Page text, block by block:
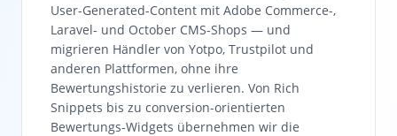
User-Generated-Content mit Adobe Commerce-,
Laravel- und October CMS-Shops — und
migrieren Händler von Yotpo, Trustpilot und
anderen Plattformen, ohne ihre
Bewertungshistorie zu verlieren. Von Rich
Snippets bis zu conversion-orientierten
Bewertungs-Widgets übernehmen wir die